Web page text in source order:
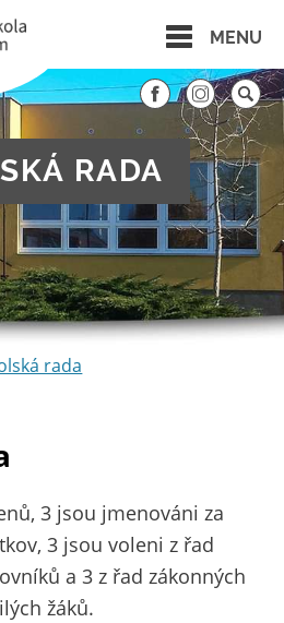
MENU
RADA
rada
3 jsou jmenováni za
3 jsou voleni z řad
a 3 z řad zákonných
žáků.